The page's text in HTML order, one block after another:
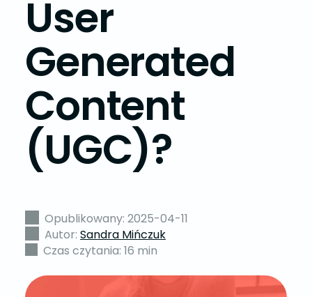
User
Generated
Content
(UGC)?
Opublikowany: 2025-04-11
Autor: Sandra Mińczuk
Czas czytania: 16 min